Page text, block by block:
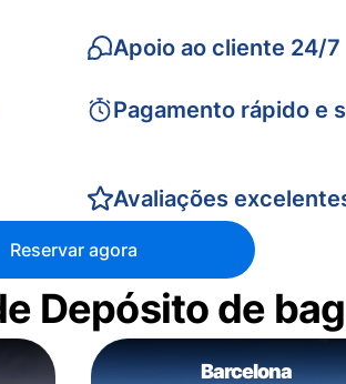
Apoio ao cliente 24/7
Pagamento rápido e
Avaliações
Reservar agora
Depósito de
Barcelona